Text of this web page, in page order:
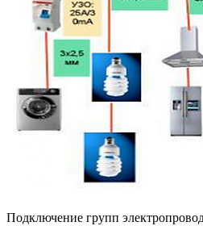
Подключение групп